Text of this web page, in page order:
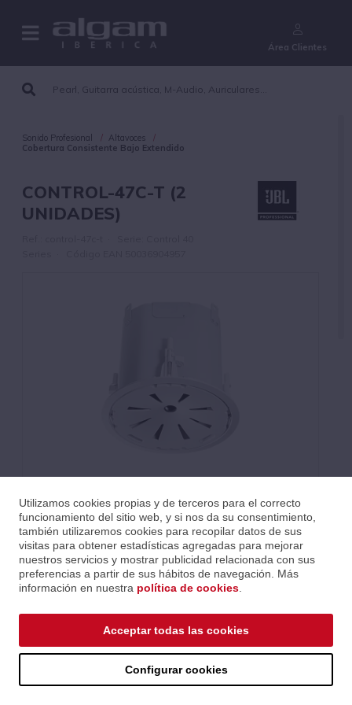
Área Clientes
Sonido Profesional
Altavoces
Cobertura Consistente Bajo Extendido
CONTROL-47C-T (2
UNIDADES)
El Control 47C/T cuenta con un rendimiento de bajos
extendido y una cobertura amplia de 120° que permite
cubrir un gran espacio con menos altavoces. Ideal para
una amplia variedad de aplicaciones, el Control 47C/T
Utilizamos cookies propias y de terceros para el correcto
funcionamiento del sitio web, y si nos da su consentimiento,
también utilizaremos cookies para recopilar datos de sus
visitas para obtener estadísticas agregadas para mejorar
nuestros servicios y mostrar publicidad relacionada con sus
preferencias a partir de sus hábitos de navegación. Más
información en nuestra política de cookies
Configurar cookies
Acceptar todas las cookies